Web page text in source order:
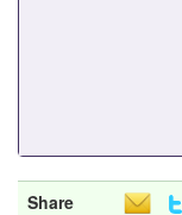
Share